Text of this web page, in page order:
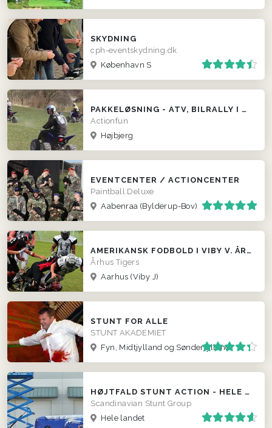
SKYDNING
cph-eventskydning.dk
København S
PAKKELØSNING - ATV, BILRALLY I GAMLE BILER, LERDUESKYDNING M.M.
Actionfun
Højbjerg
EVENTCENTER / ACTIONCENTER
Paintball Deluxe
Aabenraa (Bylderup-Bov)
AMERIKANSK FODBOLD I VIBY V. ÅRHUS
Århus Tigers
Aarhus (Viby J)
STUNT FOR ALLE
STUNT AKADEMIET
Fyn, Midtjylland og Sønderjylland
HØJTFALD STUNT ACTION - HELE LANDET
Scandinavian Stunt Group
Hele landet